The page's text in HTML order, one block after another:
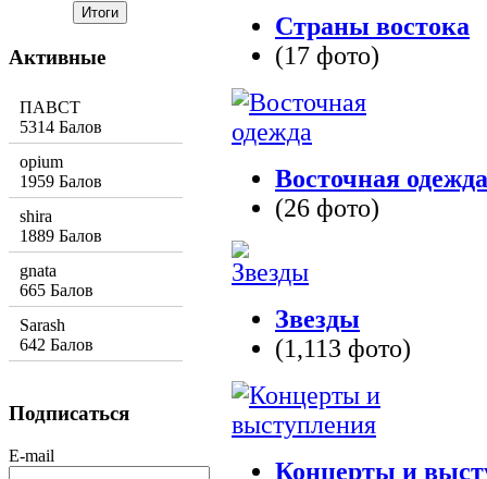
Страны востока
(17 фото)
Восточная одежда
(26 фото)
Звезды
(1,113 фото)
Концерты и
Активные
ПАВСТ
5314 Балов
opium
1959 Балов
shira
1889 Балов
gnata
665 Балов
Sarash
642 Балов
Подписаться
E-mail